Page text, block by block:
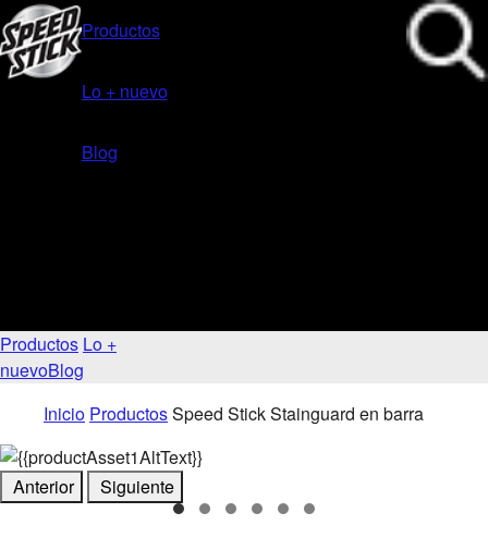
Productos
Lo + nuevo
Blog
Productos Lo +
nuevoBlog
Inicio ProductosSpeed Stick Stainguard en barra
Anterior Siguiente